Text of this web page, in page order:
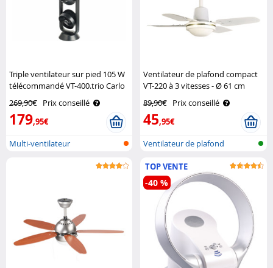
Triple ventilateur sur pied 105 W
télécommandé VT-400.trio Carlo
269,90€ Prix conseillé
179,95€
Multi-ventilateur
Ventilateur de plafond compact
VT-220 à 3 vitesses - Ø 61 cm
Sichler Haushaltsgeräte
89,90€ Prix conseillé
45,95€
Ventilateur de plafond
TOP VENTE
-40 %